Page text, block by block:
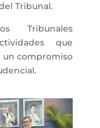
Tribunal.
Tribunales
que
un compromiso